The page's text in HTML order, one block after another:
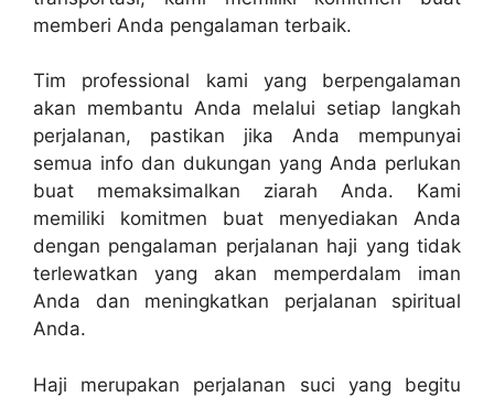
memberi Anda pengalaman terbaik.
Tim professional kami yang berpengalaman
akan membantu Anda melalui setiap langkah
perjalanan, pastikan jika Anda mempunyai
semua info dan dukungan yang Anda perlukan
buat memaksimalkan ziarah Anda. Kami
memiliki komitmen buat menyediakan Anda
dengan pengalaman perjalanan haji yang tidak
terlewatkan yang akan memperdalam iman
Anda dan meningkatkan perjalanan spiritual
Anda.
Haji merupakan perjalanan suci yang begitu